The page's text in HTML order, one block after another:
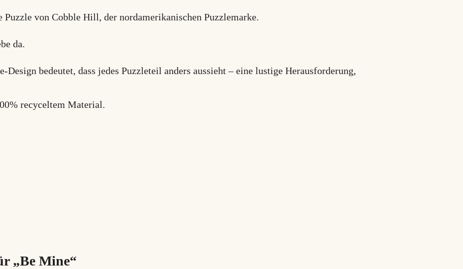
von Cobble Hill, der nordamerikanischen Puzzlemarke.
da.
bedeutet, dass jedes Puzzleteil anders aussieht – eine lustige Herausforderung,
recyceltem Material.
„Be Mine“